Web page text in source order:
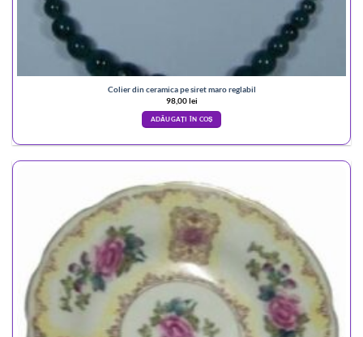
Colier din ceramica pe siret maro reglabil
98,00lei
ADĂUGAȚI ÎN COȘ